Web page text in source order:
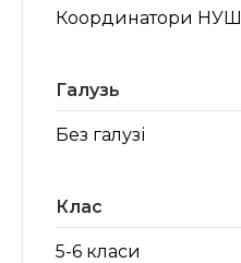
Координатори НУШ
Галузь
Без галузі
Клас
5-6 класи